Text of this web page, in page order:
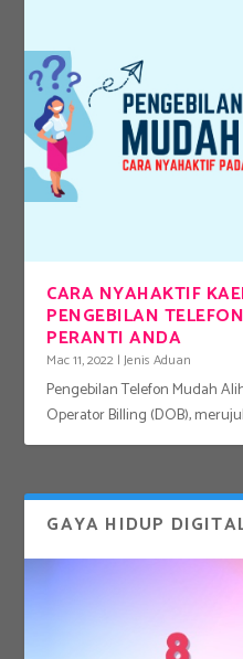
CARA NYAHAKTIF
PENGEBILAN
PERANTI ANDA
Mac 11, 2022 |Jenis Aduan
Pengebilan Telefon Mudah
Operator Billing (DOB),
GAYA HIDUP